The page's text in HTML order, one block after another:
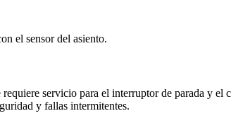
el sensor del asiento.
servicio para el interruptor de parada y el
y fallas intermitentes.